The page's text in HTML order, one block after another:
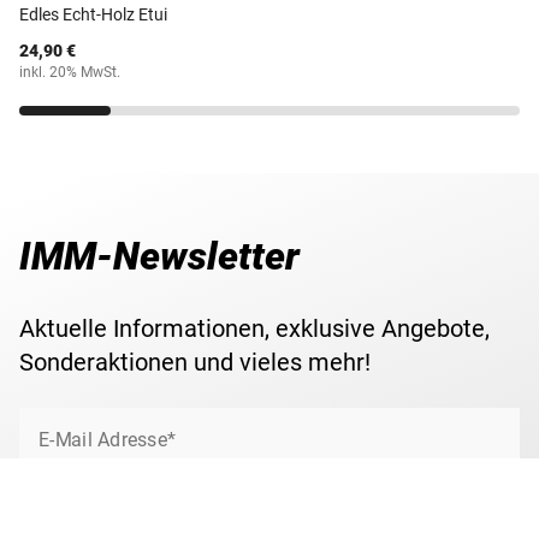
Edles Echt-Holz Etui
24,90 €
inkl. 20% MwSt.
IMM-Newsletter
Aktuelle Informationen, exklusive Angebote,
Sonderaktionen und vieles mehr!
E-Mail Adresse*